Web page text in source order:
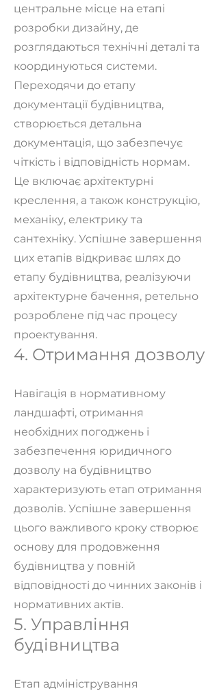
центральне місце на етапі
розробки дизайну, де
розглядаються технічні деталі та
координуються системи.
Переходячи до етапу
документації будівництва,
створюється детальна
документація, що забезпечує
чіткість і відповідність нормам.
Це включає архітектурні
креслення, а також конструкцію,
механіку, електрику та
сантехніку. Успішне завершення
цих етапів відкриває шлях до
етапу будівництва, реалізуючи
архітектурне бачення, ретельно
розроблене під час процесу
проектування.
4. Отримання дозволу
Навігація в нормативному
ландшафті, отримання
необхідних погоджень і
забезпечення юридичного
дозволу на будівництво
характеризують етап отримання
дозволів. Успішне завершення
цього важливого кроку створює
основу для продовження
будівництва у повній
відповідності до чинних законів і
нормативних актів.
5. Управління
будівництва
Етап адміністрування